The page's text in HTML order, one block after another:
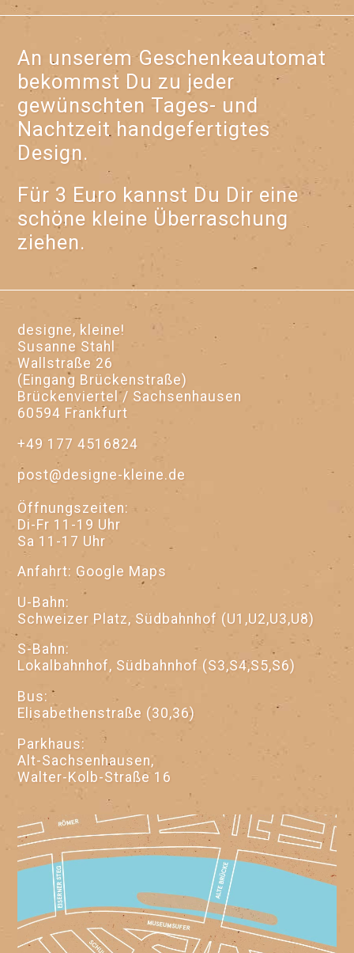
An unserem Geschenkeautomat
bekommst Du zu jeder
gewünschten Tages- und
Nachtzeit handgefertigtes
Design.
Für 3 Euro kannst Du Dir eine
schöne kleine Überraschung
ziehen.
designe, kleine!
Susanne Stahl
Wallstraße 26
(Eingang Brückenstraße)
Brückenviertel / Sachsenhausen
60594 Frankfurt
+49 177 4516824
post@designe-kleine.de
Öffnungszeiten:
Di-Fr 11-19 Uhr
Sa 11-17 Uhr
Anfahrt: Google Maps
U-Bahn:
Schweizer Platz, Südbahnhof (U1,U2,U3,U8)
S-Bahn:
Lokalbahnhof, Südbahnhof (S3,S4,S5,S6)
Bus:
Elisabethenstraße (30,36)
Parkhaus:
Alt-Sachsenhausen,
Walter-Kolb-Straße 16